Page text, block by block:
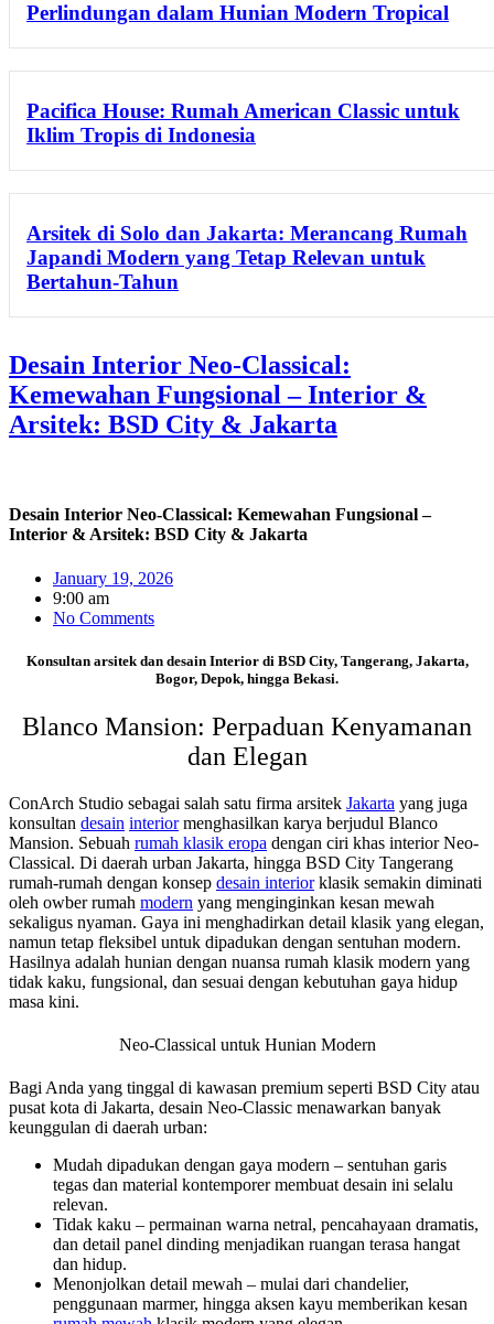
Perlindungan dalam Hunian Modern Tropical
Pacifica House: Rumah American Classic untuk
Iklim Tropis di Indonesia
Arsitek di Solo dan Jakarta: Merancang Rumah
Japandi Modern yang Tetap Relevan untuk
Bertahun-Tahun
Desain Interior Neo-Classical:
Kemewahan Fungsional – Interior &
Arsitek: BSD City & Jakarta
Desain Interior Neo-Classical: Kemewahan Fungsional –
Interior & Arsitek: BSD City & Jakarta
January 19, 2026
9:00 am
No Comments
Konsultan arsitek dan desain Interior di BSD City, Tangerang, Jakarta,
Bogor, Depok, hingga Bekasi.
Blanco Mansion: Perpaduan Kenyamanan
dan Elegan
ConArch Studio sebagai salah satu firma arsitek Jakarta yang juga
konsultan desain interiormenghasilkan karya berjudul Blanco
Mansion. Sebuah rumah klasik eropa dengan ciri khas interior Neo-
Classical. Di daerah urban Jakarta, hingga BSD City Tangerang
rumah-rumah dengan konsep desain interiorklasik semakin diminati
oleh owber rumah modern yang menginginkan kesan mewah
sekaligus nyaman. Gaya ini menghadirkan detail klasik yang elegan,
namun tetap fleksibel untuk dipadukan dengan sentuhan modern.
Hasilnya adalah hunian dengan nuansa rumah klasik modern yang
tidak kaku, fungsional, dan sesuai dengan kebutuhan gaya hidup
masa kini.
Neo-Classical untuk Hunian Modern
Bagi Anda yang tinggal di kawasan premium seperti BSD City atau
pusat kota di Jakarta, desain Neo-Classic menawarkan banyak
keunggulan di daerah urban:
Mudah dipadukan dengan gaya modern – sentuhan garis
tegas dan material kontemporer membuat desain ini selalu
relevan.
Tidak kaku – permainan warna netral, pencahayaan dramatis,
dan detail panel dinding menjadikan ruangan terasa hangat
dan hidup.
Menonjolkan detail mewah – mulai dari chandelier,
penggunaan marmer, hingga aksen kayu memberikan kesan